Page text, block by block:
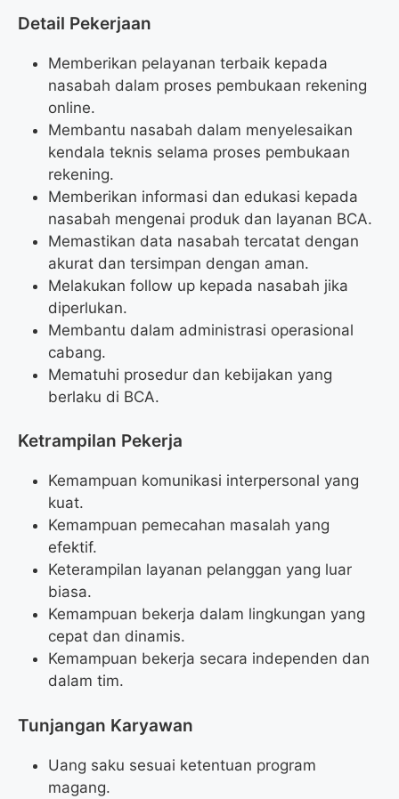
Detail Pekerjaan
Memberikan pelayanan terbaik kepada
nasabah dalam proses pembukaan rekening
online.
Membantu nasabah dalam menyelesaikan
kendala teknis selama proses pembukaan
rekening.
Memberikan informasi dan edukasi kepada
nasabah mengenai produk dan layanan BCA.
Memastikan data nasabah tercatat dengan
akurat dan tersimpan dengan aman.
Melakukan follow up kepada nasabah jika
diperlukan.
Membantu dalam administrasi operasional
cabang.
Mematuhi prosedur dan kebijakan yang
berlaku di BCA.
Ketrampilan Pekerja
Kemampuan komunikasi interpersonal yang
kuat.
Kemampuan pemecahan masalah yang
efektif.
Keterampilan layanan pelanggan yang luar
biasa.
Kemampuan bekerja dalam lingkungan yang
cepat dan dinamis.
Kemampuan bekerja secara independen dan
dalam tim.
Tunjangan Karyawan
Uang saku sesuai ketentuan program
magang.